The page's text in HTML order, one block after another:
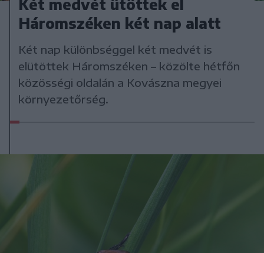
Két medvét ütöttek el
Háromszéken két nap alatt
Két nap különbséggel két medvét is
elütöttek Háromszéken – közölte hétfőn
közösségi oldalán a Kovászna megyei
környezetőrség.